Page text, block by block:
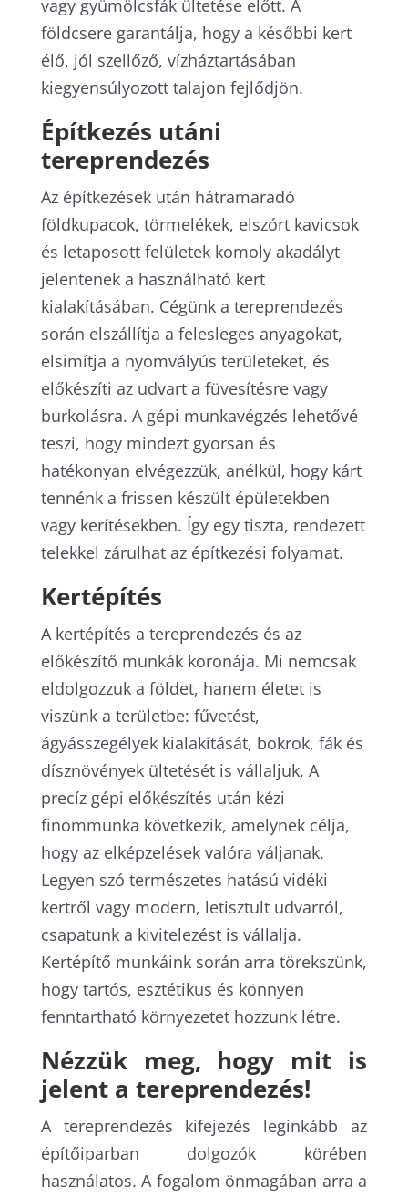
vagy gyümölcsfák ültetése előtt. A
földcsere garantálja, hogy a későbbi kert
élő, jól szellőző, vízháztartásában
kiegyensúlyozott talajon fejlődjön.
Építkezés utáni
tereprendezés
Az építkezések után hátramaradó
földkupacok, törmelékek, elszórt kavicsok
és letaposott felületek komoly akadályt
jelentenek a használható kert
kialakításában. Cégünk a tereprendezés
során elszállítja a felesleges anyagokat,
elsimítja a nyomvályús területeket, és
előkészíti az udvart a füvesítésre vagy
burkolásra. A gépi munkavégzés lehetővé
teszi, hogy mindezt gyorsan és
hatékonyan elvégezzük, anélkül, hogy kárt
tennénk a frissen készült épületekben
vagy kerítésekben. Így egy tiszta, rendezett
telekkel zárulhat az építkezési folyamat.
Kertépítés
A kertépítés a tereprendezés és az
előkészítő munkák koronája. Mi nemcsak
eldolgozzuk a földet, hanem életet is
viszünk a területbe: fűvetést,
ágyásszegélyek kialakítását, bokrok, fák és
dísznövények ültetését is vállaljuk. A
precíz gépi előkészítés után kézi
finommunka következik, amelynek célja,
hogy az elképzelések valóra váljanak.
Legyen szó természetes hatású vidéki
kertről vagy modern, letisztult udvarról,
csapatunk a kivitelezést is vállalja.
Kertépítő munkáink során arra törekszünk,
hogy tartós, esztétikus és könnyen
fenntartható környezetet hozzunk létre.
Nézzük meg, hogy mit is
jelent a tereprendezés!
A tereprendezés kifejezés leginkább az
építőiparban dolgozók körében
használatos. A fogalom önmagában arra a